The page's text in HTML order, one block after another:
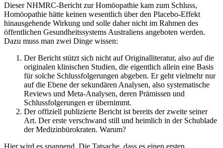
Dieser NHMRC-Bericht zur Homöopathie kam zum Schluss,
Homöopathie hätte keinen wesentlich über den Placebo-Effekt
hinausgehende Wirkung und solle daher nicht im Rahmen des
öffentlichen Gesundheitssystems Australiens angeboten werden.
Dazu muss man zwei Dinge wissen:
Der Bericht stützt sich nicht auf Originalliteratur, also auf die
originalen klinischen Studien, die eigentlich allein eine Basis
für solche Schlussfolgerungen abgeben. Er geht vielmehr nur
auf die Ebene der sekundären Analysen, also systematische
Reviews und Meta-Analysen, deren Prämissen und
Schlussfolgerungen er übernimmt.
Der offiziell publizierte Bericht ist bereits der zweite seiner
Art. Der erste verschwand still und heimlich in der Schublade
der Medizinbürokraten. Warum?
Hier wird es spannend. Die Tatsache, dass es einen ersten